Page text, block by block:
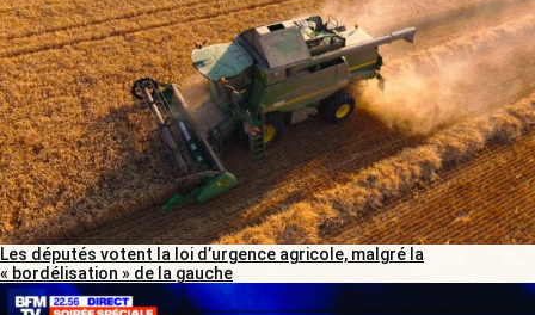
Les députés votent la loi d’urgence agricole, malgré la
« bordélisation » de la gauche